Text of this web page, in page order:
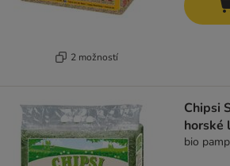
2 možností
Chipsi
horské
bio